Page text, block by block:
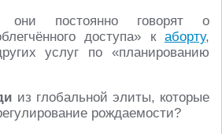
постоянно говорят о
доступа» к аборту,
услуг по «планированию
из глобальной элиты, которые
рождаемости?